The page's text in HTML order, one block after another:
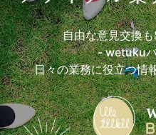
おすすめ前撮アイテム(7) おす
おすすめ乾杯曲(3) おすすめケ
おすすめ手紙シーンBGM(5) お
おすすめ挙式演出(8) おすすめ
おもしろかった余興は？(5) お
おすすめ引き菓子(10) おすす
自由な意見交換
- wetuku
日々の業務に役立つ情